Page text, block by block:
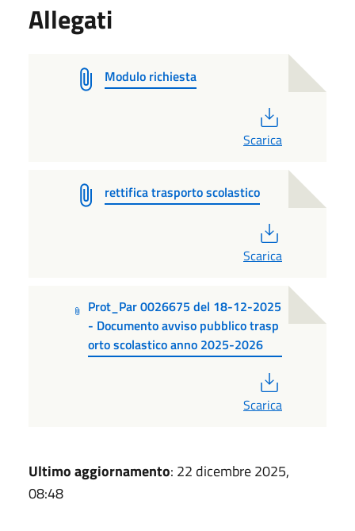
Allegati
Modulo richiesta
Scarica
rettifica trasporto scolastico
Scarica
Prot_Par 0026675 del 18-12-2025
- Documento avviso pubblico trasp
orto scolastico anno 2025-2026
Scarica
Ultimo aggiornamento: 22 dicembre 2025,
08:48